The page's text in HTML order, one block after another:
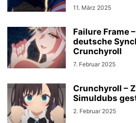
11. März 2025
Failure Frame
deutsche
Crunchyroll
7. Februar 2025
Crunchyroll –
Simuldubs
2. Februar 2025